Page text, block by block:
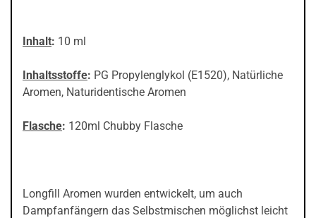
Inhalt: 10 ml
Inhaltsstoffe: PG Propylenglykol (E1520), Natürliche
Aromen, Naturidentische Aromen
Flasche: 120ml Chubby Flasche
Longfill Aromen wurden entwickelt, um auch
Dampfanfängern das Selbstmischen möglichst leicht